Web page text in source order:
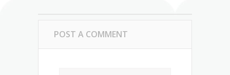
POST A COMMENT